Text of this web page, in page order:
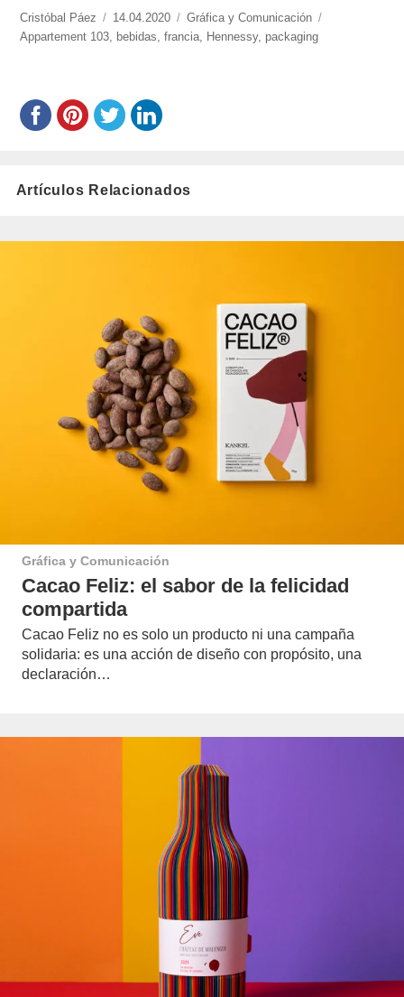
https://www.experimenta.es/author/cristobal-
paez/
Cristóbal Páez
Publicado
el
14.04.2020 Categorías
Gráfica y Comunicación
Appartement 103 bebidas ,francia Hennessy, packaging
Artículos Relacionados
Gráfica y Comunicación
Cacao Feliz: el sabor de la felicidad
compartida
Cacao Feliz no es solo un producto ni una campaña
solidaria: es una acción de diseño con propósito, una
declaración…